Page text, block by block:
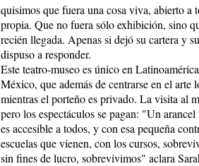
quisimos que fuera una cosa viva, abierto a
propia. Que no fuera sólo exhibición, sino
recién llegada. Apenas si dejó su cartera y
dispuso a responder.
Este teatro-museo es único en
México, que además de centrarse en el arte
mientras el porteño es privado. La visita al
pero los espectáculos se pagan: "Un
es accesible a todos, y con esa pequeña
escuelas que vienen, con los cursos,
sin fines de lucro, sobrevivimos" aclara